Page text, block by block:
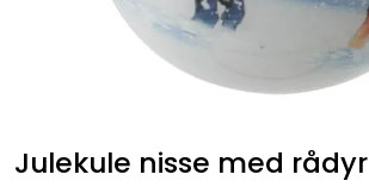
Julekule nisse med rådyr
Julekrybber – Tradisjon og Magi